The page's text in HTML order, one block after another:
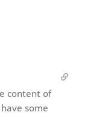
content of
some